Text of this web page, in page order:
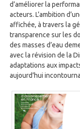
d’améliorer la
acteurs. L’ambition
affichée, à travers la
transparence sur les
des masses d’eau
avec la révision de la
adaptations aux
aujourd’hui